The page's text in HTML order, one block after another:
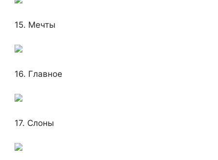
15. Мечты
16. Главное
17. Слоны